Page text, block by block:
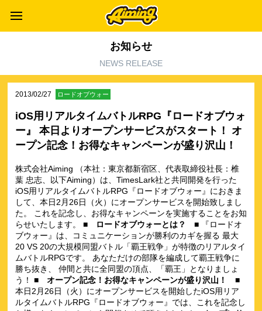
お知らせ
NEWS RELEASE
2013/02/27 ロードオブウォー
iOS用リアルタイムバトルRPG『ロードオブウォ
ー』 本日よりオープンサービスがスタート！ オ
ープン記念！お得なキャンペーンが盛り沢山！
株式会社Aiming （本社：東京都新宿区、代表取締役社長：椎
葉 忠志、以下Aiming）は、TimesLark社と共同開発を行った
iOS用リアルタイムバトルRPG『ロードオブウォー』におきま
して、本日2月26日（火）にオープンサービスを開始致しまし
た。 これを記念し、お得なキャンペーンを実施することをお知
らせいたします。 ■ ロードオブウォーとは？ ■ 『ロードオ
ブウォー』は、コミュニケーションが勝利のカギを握る 最大
20 VS 20の大規模同盟バトル「覇王戦争」が特徴のリアルタイ
ムバトルRPGです。 あなただけの部隊を編成して覇王戦争に
勝ち抜き、 仲間と共に全同盟の頂点、「覇王」となりましょ
う！ ■ オープン記念！お得なキャンペーンが盛り沢山！ ■
本日2月26日（火）にオープンサービスを開始したiOS用リア
ルタイムバトルRPG『ロードオブウォー』では、これを記念し